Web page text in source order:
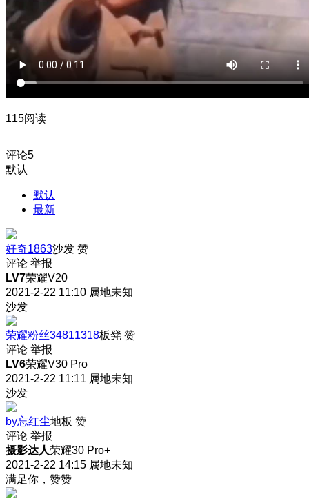
115阅读
评论5
默认
默认
最新
好奇1863沙发 赞
评论 举报
LV7荣耀V20
2021-2-22 11:10 属地未知
沙发
荣耀粉丝34811318板凳 赞
评论 举报
LV6荣耀V30 Pro
2021-2-22 11:11 属地未知
沙发
by忘红尘地板 赞
评论 举报
摄影达人荣耀30 Pro+
2021-2-22 14:15 属地未知
满足你，赞赞